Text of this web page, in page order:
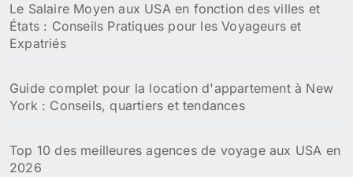
Le Salaire Moyen aux USA en fonction des villes et
États : Conseils Pratiques pour les Voyageurs et
Expatriés
Guide complet pour la location d'appartement à New
York : Conseils, quartiers et tendances
Top 10 des meilleures agences de voyage aux USA en
2026